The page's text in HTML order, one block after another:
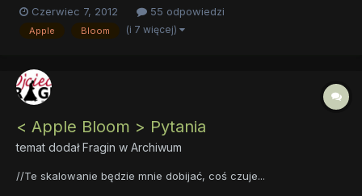
pytania!
Czerwiec 7, 2012 55 odpowiedzi
Apple Bloom (i 7 więcej)
< Apple Bloom > Pytania
temat dodałFragin w Archiwum
//Te skalowanie będzie mnie dobijać, coś czuje...